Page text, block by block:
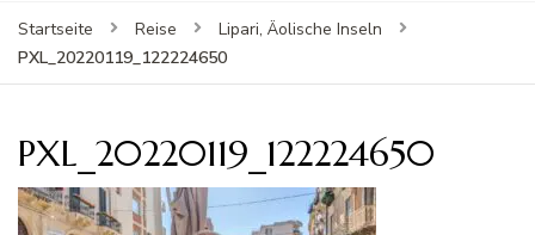
Startseite Reise
Lipari, Äolische Inseln
PXL_20220119_122224650
PXL_20220119_122224650